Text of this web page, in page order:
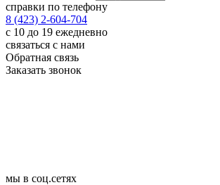
справки по телефону
8 (423) 2-604-704
с 10 до 19 ежедневно
связаться с нами
Обратная связь
Заказать звонок
мы в соц.сетях